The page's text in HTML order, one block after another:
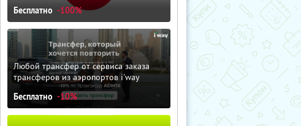
Бесплатно -100%
Любой трансфер от сервиса заказа
трансферов из аэропортов i'way
Бесплатно -10%